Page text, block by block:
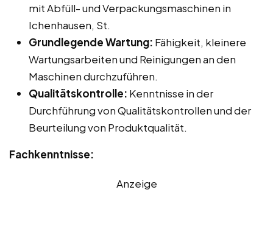
mit Abfüll- und Verpackungsmaschinen in
Ichenhausen, St.
Grundlegende Wartung: Fähigkeit, kleinere
Wartungsarbeiten und Reinigungen an den
Maschinen durchzuführen.
Qualitätskontrolle: Kenntnisse in der
Durchführung von Qualitätskontrollen und der
Beurteilung von Produktqualität.
Fachkenntnisse:
Anzeige